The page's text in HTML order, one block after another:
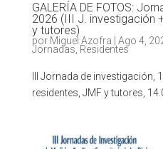
GALERÍA DE FOTOS:
2026 (III J. investigación
y tutores)
por Miguel Azofra Ago 4,
Jornadas Residentes
III Jornada de
residentes, JMF y tutores,